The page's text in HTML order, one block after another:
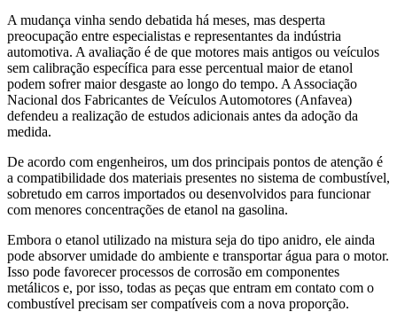
A mudança vinha sendo debatida há meses, mas desperta
preocupação entre especialistas e representantes da indústria
automotiva. A avaliação é de que motores mais antigos ou veículos
sem calibração específica para esse percentual maior de etanol
podem sofrer maior desgaste ao longo do tempo. A Associação
Nacional dos Fabricantes de Veículos Automotores (Anfavea)
defendeu a realização de estudos adicionais antes da adoção da
medida.
De acordo com engenheiros, um dos principais pontos de atenção é
a compatibilidade dos materiais presentes no sistema de combustível,
sobretudo em carros importados ou desenvolvidos para funcionar
com menores concentrações de etanol na gasolina.
Embora o etanol utilizado na mistura seja do tipo anidro, ele ainda
pode absorver umidade do ambiente e transportar água para o motor.
Isso pode favorecer processos de corrosão em componentes
metálicos e, por isso, todas as peças que entram em contato com o
combustível precisam ser compatíveis com a nova proporção.